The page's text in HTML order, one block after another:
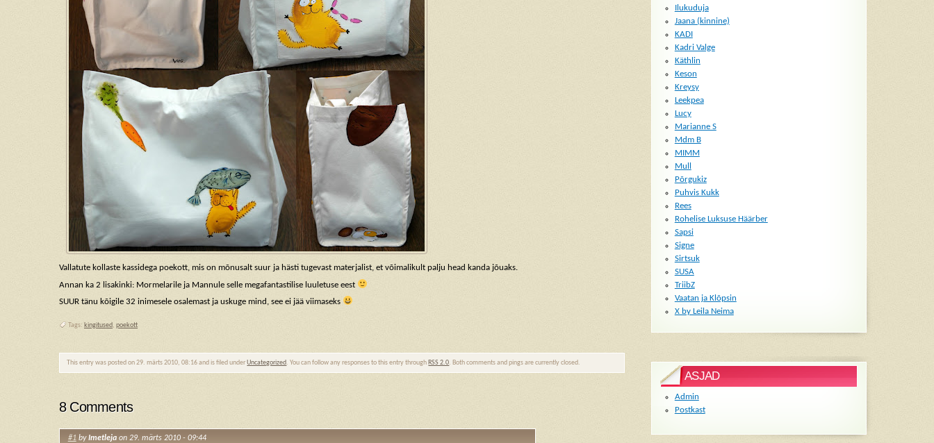
Vallatute kollaste kassidega poekott, mis on mõnusalt suur ja hästi tugevast materjalist, et võimalikult palju head kanda jõuaks.
Annan ka 2 lisakinki: Mormelarile ja Mannule selle megafantastilise luuletuse eest
SUUR tänu kõigile 32 inimesele osalemast ja uskuge mind, see ei jää viimaseks
Tags: kingitused, poekott
This entry was posted on 29. märts 2010, 08:16 and is filed underUncategorized. You can follow any responses to this entry through RSS 2.0. Both comments and pings are currently closed.
8 Comments
#1byImetlejaon 29. märts 2010 - 09:44
Ilukuduja
Jaana (kinnine)
KADI
Kadri Valge
Käthlin
Keson
Kreysy
Leekpea
Lucy
Marianne S
Mdm B
MIMM
Mull
Põrgukiz
Puhvis Kukk
Rees
Rohelise Luksuse Häärber
Sapsi
Signe
Sirtsuk
SUSA
TriibZ
Vaatan ja Klõpsin
X by Leila Neima
ASJAD
Admin
Postkast